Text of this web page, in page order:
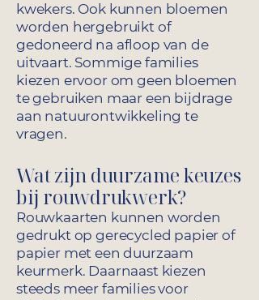
kwekers. Ook kunnen bloemen
worden hergebruikt of
gedoneerd na afloop van de
uitvaart. Sommige families
kiezen ervoor om geen bloemen
te gebruiken maar een bijdrage
aan natuurontwikkeling te
vragen.
Wat zijn duurzame keuzes
bij rouwdrukwerk?
Rouwkaarten kunnen worden
gedrukt op gerecycled papier of
papier met een duurzaam
keurmerk. Daarnaast kiezen
steeds meer families voor